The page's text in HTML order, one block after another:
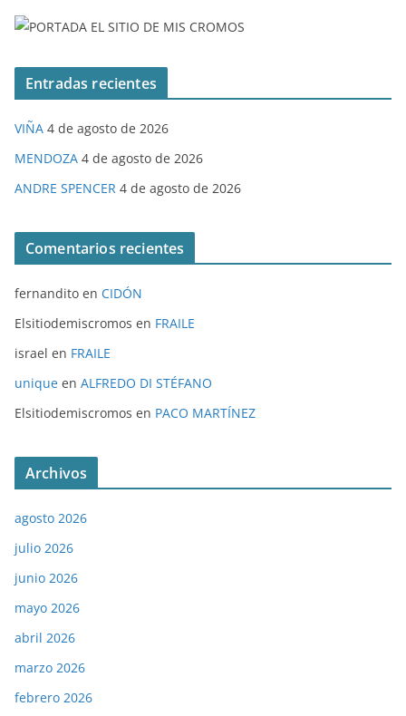
Entradas recientes
VIÑA 4 de agosto de 2026
MENDOZA 4 de agosto de 2026
ANDRE SPENCER 4 de agosto de 2026
Comentarios recientes
fernandito en CIDÓN
Elsitiodemiscromos en FRAILE
israel en FRAILE
unique en ALFREDO DI STÉFANO
Elsitiodemiscromos en PACO MARTÍNEZ
Archivos
agosto 2026
julio 2026
junio 2026
mayo 2026
abril 2026
marzo 2026
febrero 2026